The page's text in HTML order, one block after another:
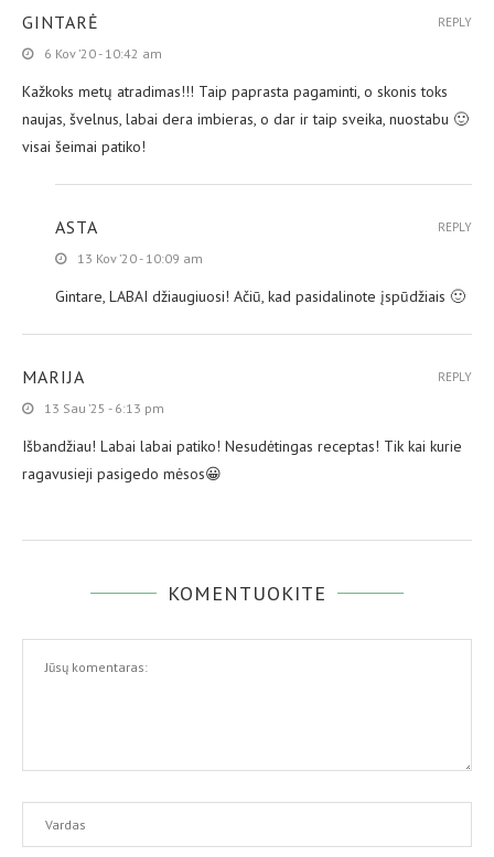
GINTARĖ
6 Kov ’20 - 10:42 am
Kažkoks metų atradimas!!! Taip paprasta pagaminti, o skonis toks
naujas, švelnus, labai dera imbieras, o dar ir taip sveika, nuostabu 🙂
visai šeimai patiko!
REPLY
ASTA
13 Kov ’20 - 10:09 am
Gintare, LABAI džiaugiuosi! Ačiū, kad pasidalinote įspūdžiais 🙂
REPLY
MARIJA
13 Sau ’25 - 6:13 pm
Išbandžiau! Labai labai patiko! Nesudėtingas receptas! Tik kai kurie
ragavusieji pasigedo mėsos😀
REPLY
KOMENTUOKITE